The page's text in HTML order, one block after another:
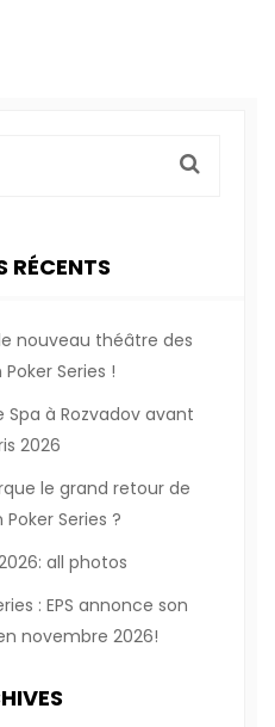
RÉCENTS
nouveau théâtre des
Series !
Spa à Rozvadov avant
2026
le grand retour de
Poker Series ?
2026: all photos
: EPS annonce son
novembre 2026!